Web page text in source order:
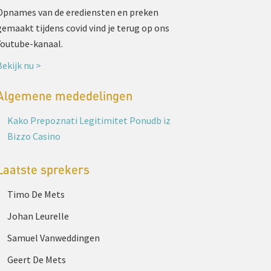
van de erediensten en preken
tijdens covid vind je terug op ons
kanaal.
nu >
mededelingen
Kako Prepoznati Legitimitet Ponudb iz
Bizzo Casino
sprekers
Timo De Mets
Johan Leurelle
Samuel Vanweddingen
Geert De Mets